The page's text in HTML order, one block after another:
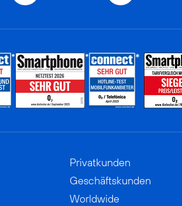
Privatkunden
Geschäftskunden
Worldwide